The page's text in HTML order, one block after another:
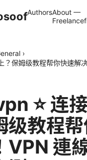
AuthorsAbout —
›
？保姆级教程帮你快速解
⭐ 连
级教程
VPN 連